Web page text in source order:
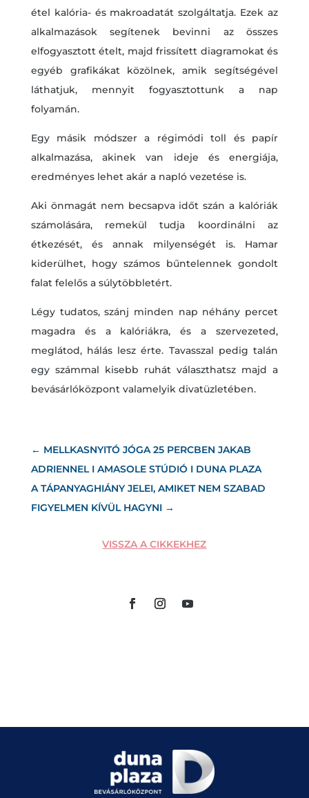
étel kalória- és makroadatát szolgáltatja. Ezek az
alkalmazások segítenek bevinni az összes
elfogyasztott ételt, majd frissített diagramokat és
egyéb grafikákat közölnek, amik segítségével
láthatjuk, mennyit fogyasztottunk a nap
folyamán.
Egy másik módszer a régimódi toll és papír
alkalmazása, akinek van ideje és energiája,
eredményes lehet akár a napló vezetése is.
Aki önmagát nem becsapva időt szán a kalóriák
számolására, remekül tudja koordinálni az
étkezését, és annak milyenségét is. Hamar
kiderülhet, hogy számos bűntelennek gondolt
falat felelős a súlytöbbletért.
Légy tudatos, szánj minden nap néhány percet
magadra és a kalóriákra, és a szervezeted,
meglátod, hálás lesz érte. Tavasszal pedig talán
egy számmal kisebb ruhát választhatsz majd a
bevásárlóközpont valamelyik divatüzletében.
← MELLKASNYITÓ JÓGA 25 PERCBEN JAKAB
ADRIENNEL I AMASOLE STÚDIÓ I DUNA PLAZA
A TÁPANYAGHIÁNY JELEI, AMIKET NEM SZABAD
FIGYELMEN KÍVÜL HAGYNI→
VISSZA A CIKKEKHEZ